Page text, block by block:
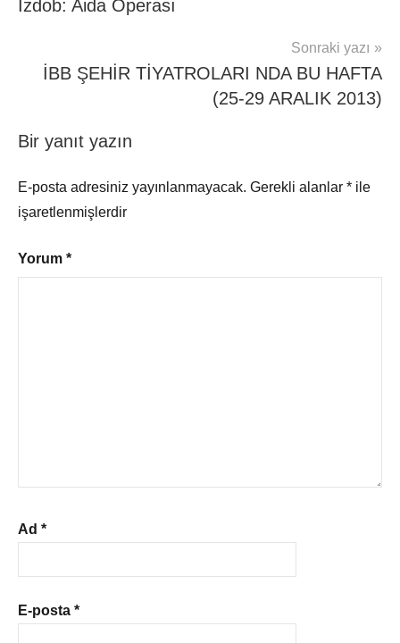
gezinmesi
İzdob: Aida Operası
Sonraki yazı
İBB ŞEHİR TİYATROLARI NDA BU HAFTA
(25-29 ARALIK 2013)
Bir yanıt yazın
E-posta adresiniz yayınlanmayacak. Gerekli alanlar * ile
işaretlenmişlerdir
Yorum *
Ad *
E-posta *